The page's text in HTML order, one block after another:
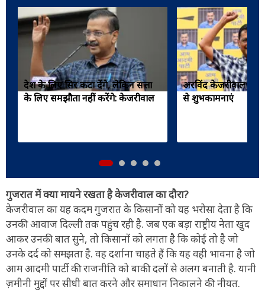
देश के लिए सिर कटा देंगे, लेकिन सत्ता
के लिए समझौता नहीं करेंगे: केजरीवाल
अरविंद केजरीवाल का
से शुभकामनाएं
गुजरात में क्या मायने रखता है केजरीवाल का दौरा?
केजरीवाल का यह कदम गुजरात के किसानों को यह भरोसा देता है कि
उनकी आवाज दिल्ली तक पहुंच रही है. जब एक बड़ा राष्ट्रीय नेता खुद
आकर उनकी बात सुने, तो किसानों को लगता है कि कोई तो है जो
उनके दर्द को समझता है. वह दर्शाना चाहते हैं कि यह वही भावना है जो
आम आदमी पार्टी की राजनीति को बाकी दलों से अलग बनाती है. यानी
ज़मीनी मुद्दों पर सीधी बात करने और समाधान निकालने की नीयत.